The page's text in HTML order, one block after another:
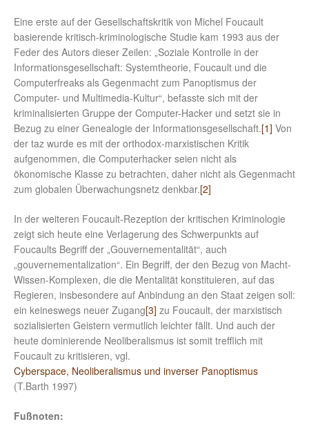
Eine erste auf der Gesellschaftskritik von Michel Foucault
basierende kritisch-kriminologische Studie kam 1993 aus der
Feder des Autors dieser Zeilen: „Soziale Kontrolle in der
Informationsgesellschaft: Systemtheorie, Foucault und die
Computerfreaks als Gegenmacht zum Panoptismus der
Computer- und Multimedia-Kultur“, befasste sich mit der
kriminalisierten Gruppe der Computer-Hacker und setzt sie in
Bezug zu einer Genealogie der Informationsgesellschaft.[1] Von
der taz wurde es mit der orthodox-marxistischen Kritik
aufgenommen, die Computerhacker seien nicht als
ökonomische Klasse zu betrachten, daher nicht als Gegenmacht
zum globalen Überwachungsnetz denkbar.[2]
In der weiteren Foucault-Rezeption der kritischen Kriminologie
zeigt sich heute eine Verlagerung des Schwerpunkts auf
Foucaults Begriff der „Gouvernementalität“, auch
„gouvernementalization“. Ein Begriff, der den Bezug von Macht-
Wissen-Komplexen, die die Mentalität konstituieren, auf das
Regieren, insbesondere auf Anbindung an den Staat zeigen soll:
ein keineswegs neuer Zugang[3] zu Foucault, der marxistisch
sozialisierten Geistern vermutlich leichter fällt. Und auch der
heute dominierende Neoliberalismus ist somit trefflich mit
Foucault zu kritisieren, vgl.
Cyberspace, Neoliberalismus und inverser Panoptismus
(T.Barth 1997)
Fußnoten: